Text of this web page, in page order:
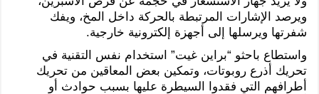
ويرصد الإشارات المرتبطة بالحركة داخل المخ، ويفك
شفرتها ويرسلها إلى أجهزة إلكترونية خارجية.
واستطاع باحثو “براين غيت” استخدام نفس التقنية في
تحريك أذرع روبوتات، وتمكين بعض المعاقين من تحريك
أطرافهم التي فقدوا السيطرة عليها بسبب حوادث أو